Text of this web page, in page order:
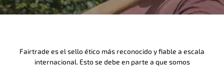
Fairtrade es el sello ético más reconocido y fiable a escala
internacional. Esto se debe en parte a que somos